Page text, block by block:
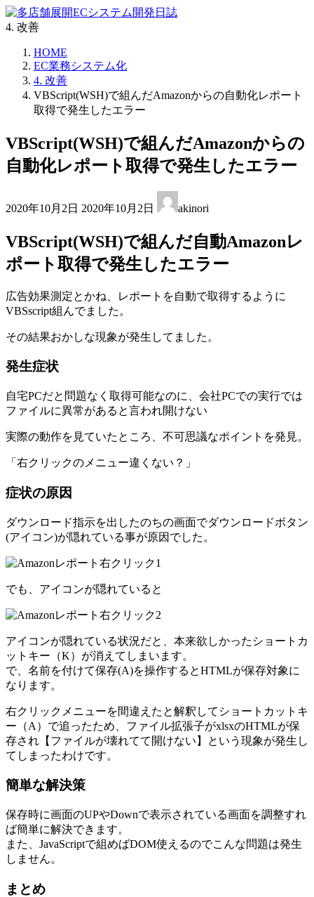
コ
ン
プ
ナ
ビ
動
4. 改善
HOME
EC業務システム化
4. 改善
VBScript(WSH)で組んだAmazonからの自動化レポート
取得で発生したエラー
VBScript(WSH)で組んだAmazonからの
自動化レポート取得で発生したエラー
2020年10月2日 終
新
日
時
2020年10月2日 akinori
VBScript(WSH)で組んだ自動Amazonレ
ポート取得で発生したエラー
広告効果測定とかね、レポートを自動で取得するように
VBSscript組んでました。
その結果おかしな現象が発生してました。
発生症状
自宅PCだと問題なく取得可能なのに、会社PCでの実行では
ファイルに異常があると言われ開けない
実際の動作を見ていたところ、不可思議なポイントを発見。
「右クリックのメニュー違くない？」
症状の原因
ダウンロード指示を出したのちの画面でダウンロードボタン
(アイコン)が隠れている事が原因でした。
でも、アイコンが隠れていると
アイコンが隠れている状況だと、本来欲しかったショートカ
ットキー（K）が消えてしまいます。
で、名前を付けて保存(A)を操作するとHTMLが保存対象に
なります。
右クリックメニューを間違えたと解釈してショートカットキ
ー（A）で追ったため、ファイル拡張子がxlsxのHTMLが保
存され【ファイルが壊れてて開けない】という現象が発生し
てしまったわけです。
簡単な解決策
保存時に画面のUPやDownで表示されている画面を調整すれ
ば簡単に解決できます。
また、JavaScriptで組めばDOM使えるのでこんな問題は発生
しません。
まとめ